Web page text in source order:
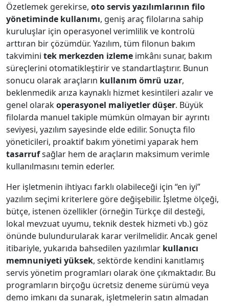
Özetlemek gerekirse, oto servis yazılımlarının filo
yönetiminde kullanımı, geniş araç filolarına sahip
kuruluşlar için operasyonel verimlilik ve kontrolü
arttıran bir çözümdür. Yazılım, tüm filonun bakım
takvimini tek merkezden izleme imkânı sunar, bakım
süreçlerini otomatikleştirir ve standartlaştırır. Bunun
sonucu olarak araçların kullanım ömrü uzar,
beklenmedik arıza kaynaklı hizmet kesintileri azalır ve
genel olarakoperasyonel maliyetler düşer. Büyük
filolarda manuel takiple mümkün olmayan bir ayrıntı
seviyesi, yazılım sayesinde elde edilir. Sonuçta filo
yöneticileri, proaktif bakım yönetimi yaparak hem
tasarrufsağlar hem de araçların maksimum verimle
kullanılmasını temin ederler.
Her işletmenin ihtiyacı farklı olabileceği için “en iyi”
yazılım seçimi kriterlere göre değişebilir. İşletme ölçeği,
bütçe, istenen özellikler (örneğin Türkçe dil desteği,
lokal mevzuat uyumu, teknik destek hizmeti vb.) göz
önünde bulundurularak karar verilmelidir. Ancak genel
itibariyle, yukarıda bahsedilen yazılımlar kullanıcı
memnuniyeti yüksek, sektörde kendini kanıtlamış
servis yönetim programları olarak öne çıkmaktadır. Bu
programların birçoğu ücretsiz deneme sürümü veya
demo imkanı da sunarak, işletmelerin satın almadan